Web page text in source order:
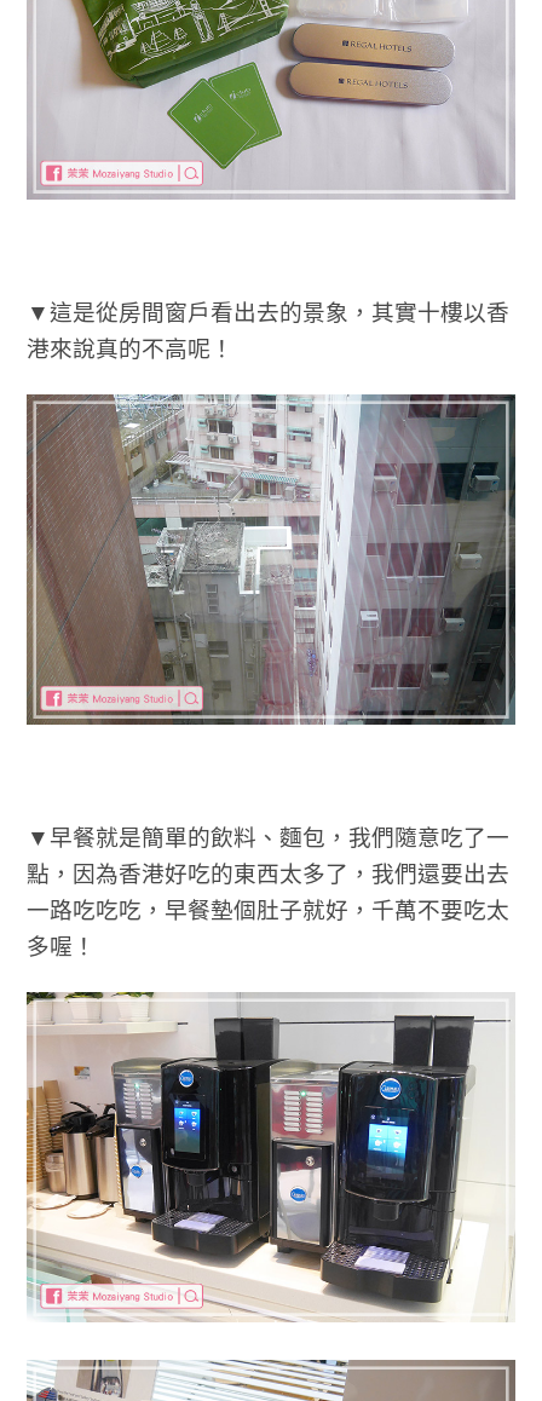
▼這是從房間窗戶看出去的景象，其實十樓以香
港來說真的不高呢！
▼早餐就是簡單的飲料、麵包，我們隨意吃了一
點，因為香港好吃的東西太多了，我們還要出去
一路吃吃吃，早餐墊個肚子就好，千萬不要吃太
多喔！